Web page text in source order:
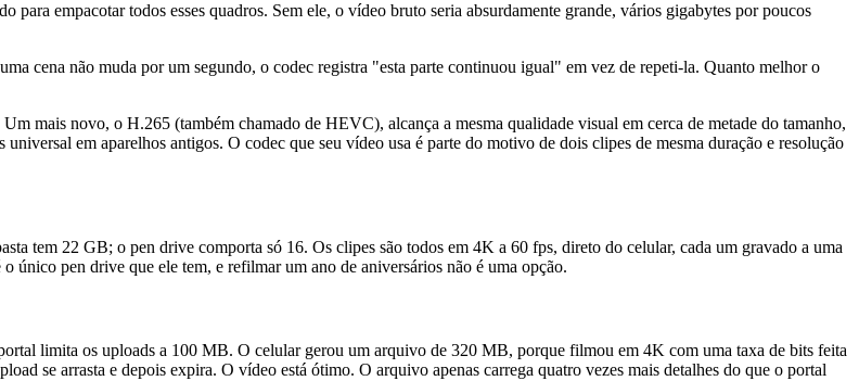
empacotar todos esses quadros. Sem ele, o vídeo bruto seria absurdamente grande, vários gigabytes por poucos
cena não muda por um segundo, o codec registra "esta parte continuou igual" em vez de repeti-la. Quanto melhor o
mais novo, o H.265 (também chamado de HEVC), alcança a mesma qualidade visual em cerca de metade do tamanho,
em aparelhos antigos. O codec que seu vídeo usa é parte do motivo de dois clipes de mesma duração e resolução
tem 22 GB; o pen drive comporta só 16. Os clipes são todos em 4K a 60 fps, direto do celular, cada um gravado a uma
único pen drive que ele tem, e refilmar um ano de aniversários não é uma opção.
limita os uploads a 100 MB. O celular gerou um arquivo de 320 MB, porque filmou em 4K com uma taxa de bits feita
se arrasta e depois expira. O vídeo está ótimo. O arquivo apenas carrega quatro vezes mais detalhes do que o portal